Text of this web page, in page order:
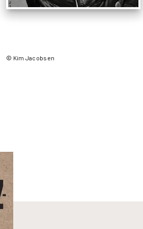
© Kim Jacobsen